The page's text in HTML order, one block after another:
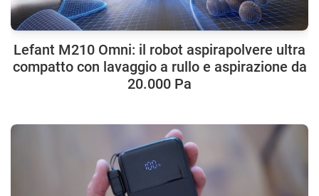
Lefant M210 Omni: il robot aspirapolvere ultra
compatto con lavaggio a rullo e aspirazione da
20.000 Pa